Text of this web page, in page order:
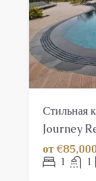
Стильная
Journey
от€85,000
1 1